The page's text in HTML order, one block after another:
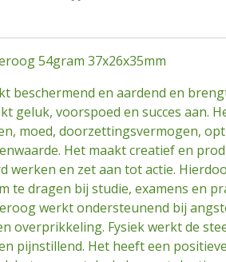
54gram 37x26x35mm
beschermend en aardend en
geluk, voorspoed en succes aan.
moed, doorzettingsvermogen,
Het maakt creatief en
werken en zet aan tot actie.
te dragen bij studie, examens en
werkt ondersteunend bij
overprikkeling. Fysiek werkt de
pijnstillend. Het heeft een